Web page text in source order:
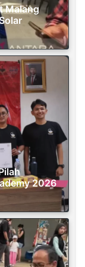
Malang
2026